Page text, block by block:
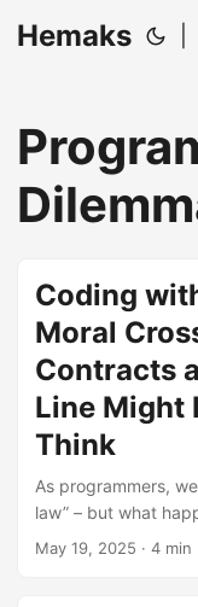
Hemaks
Coding
Moral
Contracts
Line Might
Think
As programmers,
law” – but what
part of the legal
May 19, 2025 · 4